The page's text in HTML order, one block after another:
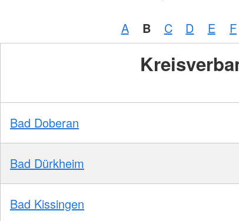
A B C D E F
Bad Doberan
Bad Dürkheim
Bad Kissingen